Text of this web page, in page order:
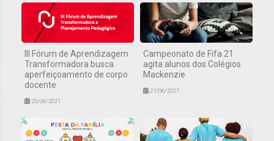
III Fórum de Aprendizagem
Transformadora busca
aperfeiçoamento de corpo
docente
25/06/2021
Campeonato de Fifa 21
agita alunos dos Colégios
Mackenzie
21/06/2021